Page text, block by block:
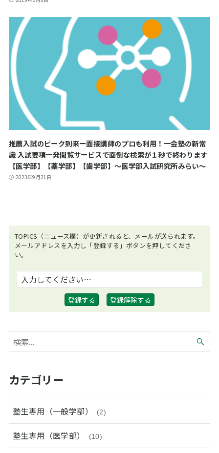
推薦入試のピーク到来ー面接講師のプロも利用！一会塾の新常
識 入試要項一発閲覧サービスで面倒な検索が１秒で終わります
【医学部】【薬学部】【歯学部】～医学部入試研究所みらい～
2023年9月21日
TOPICS（ニュース欄）が更新されると、メールが送られます。
メールアドレスを入力し「登録する」ボタンを押してくださ
い。
カテゴリー
塾生専用（一般学部） (2)
塾生専用（医学部） (10)